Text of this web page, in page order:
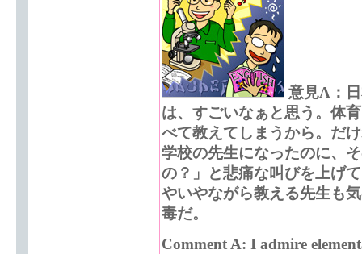
意見A：
は、すごいなぁと思う。体
べて教えてしまうから。だ
学校の先生になったのに、
の？」と悲痛な叫びを上げ
やいやながら教える先生も
毒だ。
Comment A: I admire